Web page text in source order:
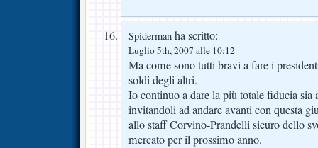
Spiderman ha scritto:
Luglio 5th, 2007 alle 10:12
Ma come sono tutti bravi a fare i
soldi degli altri.
Io continuo a dare la più totale fiducia
invitandoli ad andare avanti con questa
allo staff Corvino-Prandelli sicuro dello
mercato per il prossimo anno.